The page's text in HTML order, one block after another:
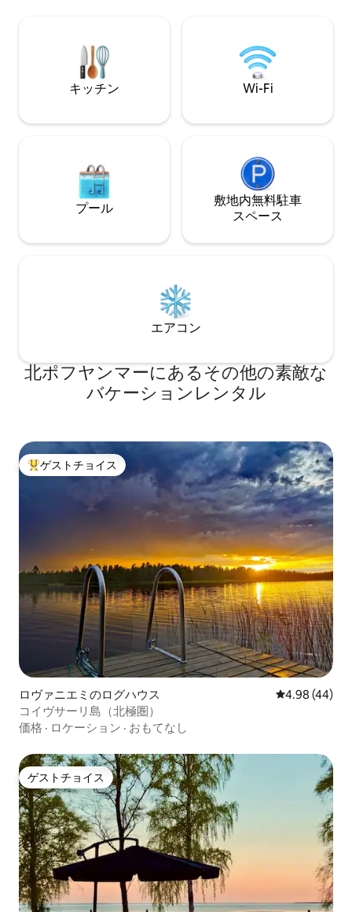
Ei juhlia, max 4 vierasta. オウルまで25分
ロヴァニエミ2.5時間
場合は、80ユー
キッチン Wi-Fi
プール
敷地内無料駐⁠車
ス⁠ペ⁠ー⁠ス
エアコン
北ポフヤンマーにあるその他の素敵な
バケーションレンタル
大好評のゲストチョイスです。
ゲストチョイス
ロヴァニエミのログハウス レビュー44
4.98 (44)
コイヴサーリ島（北極圏）
価格 · ロケーション · おもてなし
ゲストチョイス
ゲストチョイス